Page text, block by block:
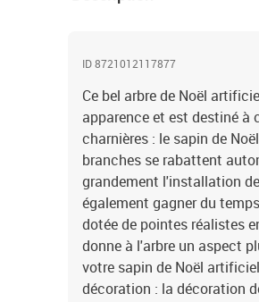
ID 8721012117877
Ce bel arbre de Noël
apparence et est destiné à
charnières : le sapin de
branches se rabattent
grandement l'installation
également gagner du
dotée de pointes réalistes
donne à l'arbre un aspect
votre sapin de Noël
décoration : la décoration